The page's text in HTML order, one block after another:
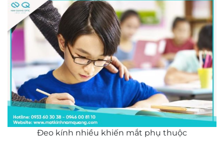
Đeo kính nhiều khiến mắt phụ thuộc